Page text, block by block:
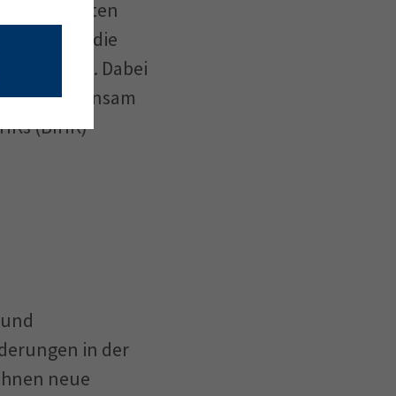
Auch die
verlangen. Dabei
die gemeinsam
(BIHK)
in der
neue